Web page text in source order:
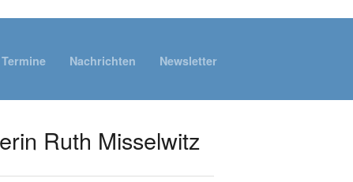
Termine Nachrichten Newsletter
Ruth Misselwitz